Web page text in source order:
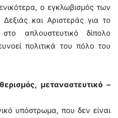
ο εγκλωβισμός των
και Αριστεράς για το
απλουστευτικό δίπολο
πολιτικά του πόλο του
μεταναστευτικό –
υπόστρωμα, που δεν είναι